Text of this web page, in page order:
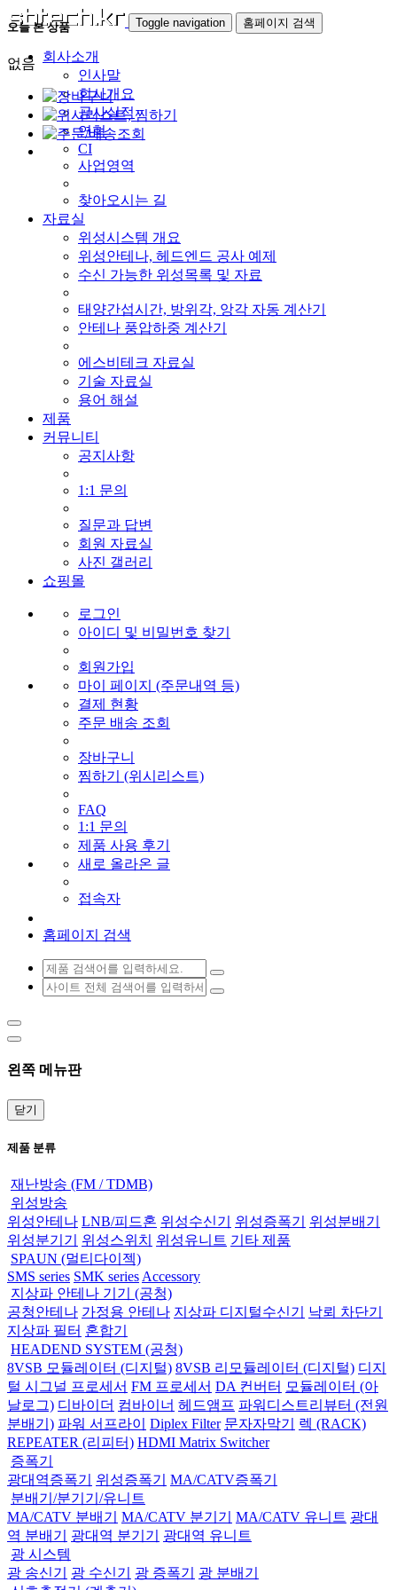
Toggle navigation 홈페이지 검색
회사소개
인사말
회사개요
공사실적
연혁
CI
사업영역
찾아오시는 길
자료실
위성시스템 개요
위성안테나, 헤드엔드 공사 예제
수신 가능한 위성목록 및 자료
태양간섭시간, 방위각, 앙각 자동 계산기
안테나 풍압하중 계산기
에스비테크 자료실
기술 자료실
용어 해설
제품
커뮤니티
공지사항
1:1 문의
질문과 답변
회원 자료실
사진 갤러리
쇼핑몰
로그인
아이디 및 비밀번호 찾기
회원가입
마이 페이지 (주문내역 등)
결제 현황
주문 배송 조회
장바구니
찜하기 (위시리스트)
FAQ
1:1 문의
제품 사용 후기
새로 올라온 글
접속자
홈페이지 검색
왼쪽 메뉴판
닫기
제품 분류
재난방송 (FM / TDMB)
위성방송
위성안테나 LNB/피드혼 위성수신기 위성증폭기
위성분배기
위성분기기
위성스위치 위성유니트 기타 제품
SPAUN (멀티다이젝)
SMS series SMK series Accessory
지상파 안테나 기기 (공청)
공청안테나 가정용 안테나 지상파 디지털수신기
낙뢰 차단기
지상파 필터 혼합기
HEADEND SYSTEM (공청)
8VSB 모듈레이터 (디지털) 8VSB 리모듈레이터 (디지털) 디지
털 시그널 프로세서 FM 프로세서 DA 컨버터 모듈레이터 (아
날로그) 디바이더 컴바이너 헤드앰프 파워디스트리뷰터 (전원
분배기) 파워 서프라이 Diplex Filter 문자자막기
렉 (RACK)
REPEATER (리피터) HDMI Matrix Switcher
증폭기
광대역증폭기
위성증폭기
MA/CATV증폭기
분배기/분기기/유니트
MA/CATV 분배기
MA/CATV 분기기 MA/CATV 유니트 광대
역 분배기
광대역 분기기
광대역 유니트
광 시스템
광 송신기
광 수신기 광 증폭기
광 분배기
오늘 본 상품
없음